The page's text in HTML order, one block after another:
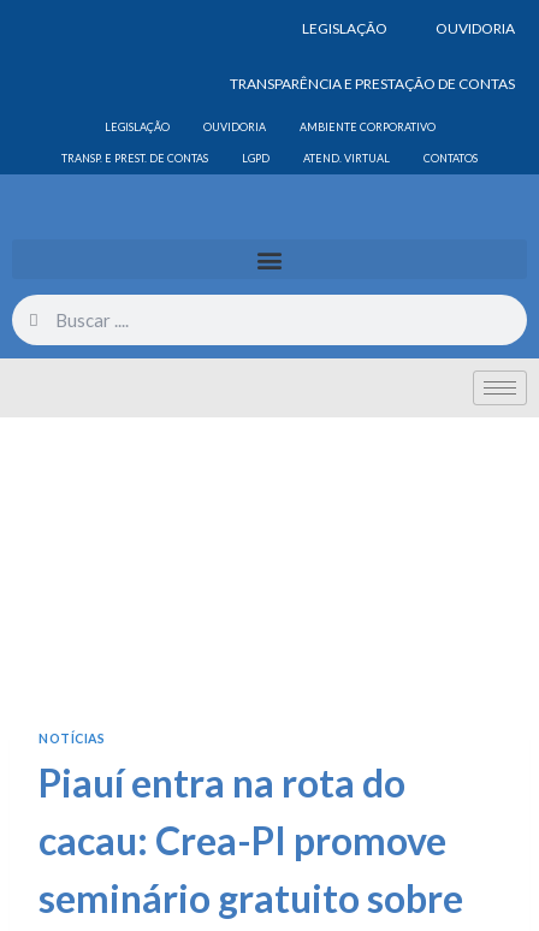
LEGISLAÇÃO OUVIDORIA
TRANSPARÊNCIA E PRESTAÇÃO DE CONTAS
LEGISLAÇÃO OUVIDORIA AMBIENTE CORPORATIVO
TRANSP. E PREST. DE CONTAS LGPD ATEND. VIRTUAL CONTATOS
NOTÍCIAS
Piauí entra na rota do
cacau: Crea-PI promove
seminário gratuito sobre